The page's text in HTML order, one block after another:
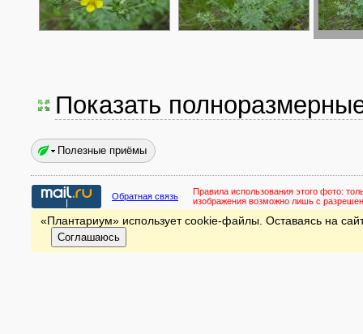
Показать
Полезные приёмы
Обратная связь Правила использования этого фото:
изображения возможно лишь с
«Плантариум» использует cookie-файлы. Оставаясь на
Соглашаюсь